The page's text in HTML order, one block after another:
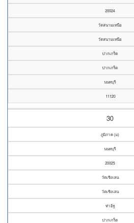
20024
วัดสนามเหนือ
วัดสนามเหนือ
ปากเกร็ด
ปากเกร็ด
นนทบุรี
11120
30
ภูมิภาค (ม)
นนทบุรี
20025
วัดเชิงเลน
วัดเชิงเลน
ท่าอิฐ
ปากเกร็ด